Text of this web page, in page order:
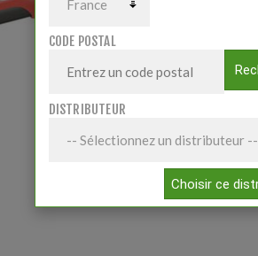
CODE POSTAL
DISTRIBUTEUR
Choisir ce